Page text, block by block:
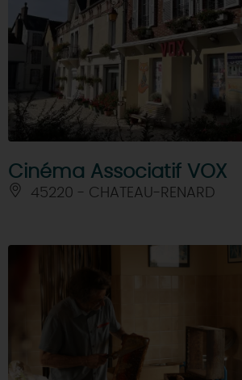
Cinéma Associatif VOX
45220 - CHATEAU-RENARD